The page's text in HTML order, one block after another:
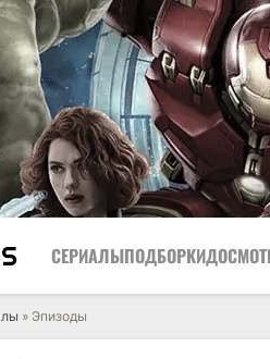
СЕРИАЛЫПОДБОРКИ
» Эпизоды